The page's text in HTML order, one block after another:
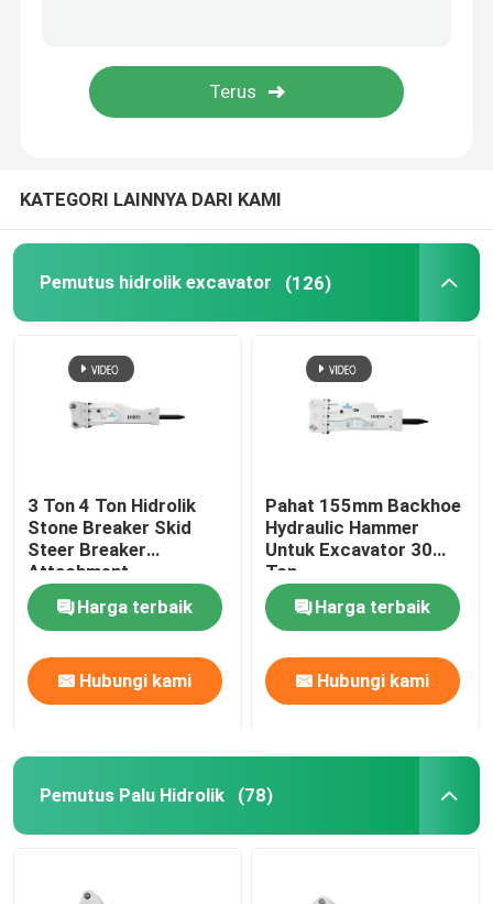
Bagian Pemutus Hidrolik
penghancur beton
Pulverizer Hidrolik
Grapple Excavator
Mesin Ekskavator Bekas
KATEGORI LAINNYA DARI KAMI
Pemutus hidrolik excavator (126)
3 Ton 4 Ton Hidrolik
Stone Breaker Skid
Steer Breaker
Attachment
Harga terbaik
Hubungi kami
Pahat 155mm Backhoe
Hydraulic Hammer
Untuk Excavator 30
Ton
Harga terbaik
Hubungi kami
Pemutus Palu Hidrolik (78)